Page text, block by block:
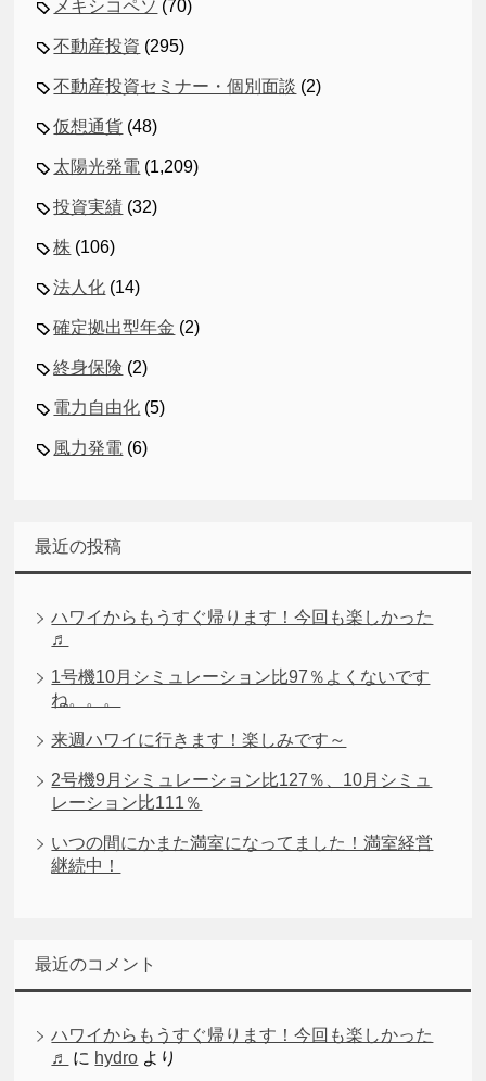
メキシコペソ (70)
不動産投資 (295)
不動産投資セミナー・個別面談 (2)
仮想通貨 (48)
太陽光発電 (1,209)
投資実績 (32)
株 (106)
法人化 (14)
確定拠出型年金 (2)
終身保険 (2)
電力自由化 (5)
風力発電 (6)
最近の投稿
ハワイからもうすぐ帰ります！今回も楽しかった
♬
1号機10月シミュレーション比97％よくないです
ね。。。
来週ハワイに行きます！楽しみです～
2号機9月シミュレーション比127％、10月シミュ
レーション比111％
いつの間にかまた満室になってました！満室経営
継続中！
最近のコメント
ハワイからもうすぐ帰ります！今回も楽しかった
♬
に hydro より